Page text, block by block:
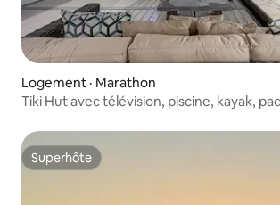
Logement · Marathon
Tiki Hut avec télévision, piscine, kayak,
Superhôte
Superhôte